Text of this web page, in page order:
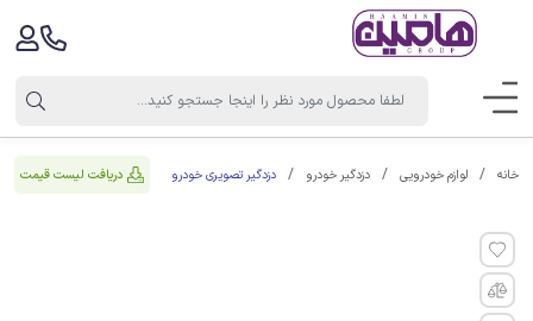
خانه لوازم خودرویی دزدگیر خودرو دزدگیر تصویری خودرو دریافت لیست قیمت